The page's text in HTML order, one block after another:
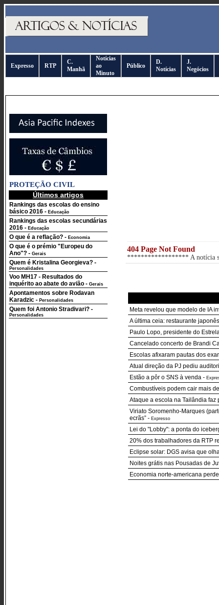
Expresso RTP
C.
Manhã
Notícias
ao
Minuto
Público
D.
Notícias
J.
Negócios
PROTEÇÃO CIVIL
Últimos artigos
Rankings das escolas do ensino
básico 2016 - Educação
Rankings das escolas secundárias
2016 - Educação
O que é a reflação? - Economia
O que é o prémio "Europeu do
Ano"? - Gerais
Quem é Kristalina Georgieva? -
Personalidades
Voo MH17 - Resultados do
inquérito ao abate do avião - Gerais
Apontamentos sobre Rodavan
Karadzic - Personalidades
Quem foi Antonio Stradivari? -
Personalidades
404 Page Not Found
****************** A notícia
Meta revelou que modelo de IA
A última ceia: restaurante
Paulo Lopo, presidente do
Cancelado concerto de Brandi
Escolas afixaram pautas dos
Atual direção da PJ pediu
Estão a pôr o SNS à venda -
Combustíveis podem cair mais
Ataque a escola na Tailândia faz
Viriato Soromenho-Marques
ecrãs” - Expresso
Lei do "Lobby": a ponta do
20% dos trabalhadores da RTP
Eclipse solar: DGS avisa que
Noites grátis nas Pousadas de
Economia norte-americana